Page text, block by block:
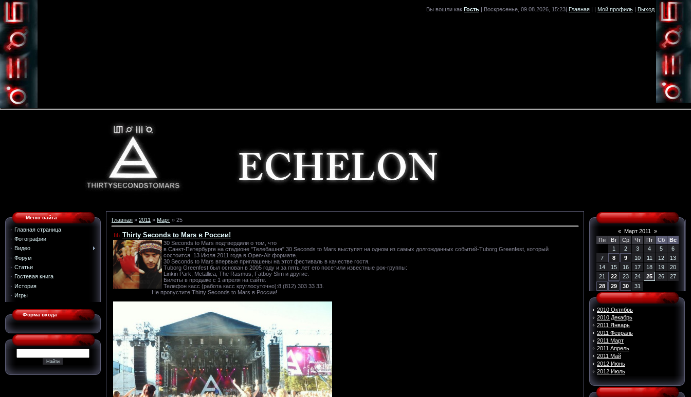
Вы вошли как Гость | Воскресенье, 09.08.2026, 15:23| Главная | | Мой профиль | Выход
Меню сайта
Главная страница
Фотографии
Видео
Форум
Статьи
Гостевая книга
История
Игры
Форма входа
Главная » 2011 » Март » 25
Thirty Seconds to Mars в России!
30 Seconds to Mars подтвердили о том, что
в Санкт-Петербурге на стадионе "Телебашня" 30 Seconds to Mars выступят на одном из самых долгожданных событий-Tuborg Greenfest, который
состоится 13 Июля 2011 года в Open-Air формате.
30 Seconds to Mars впервые приглашены на этот фестиваль в качестве гостя.
Tuborg Greenfest был основан в 2005 году и за пять лет его посетили известные рок-группы:
Linkin Park, Metallica, The Rasmus, Fatboy Slim и другие.
Билеты в продаже с 1 апреля на сайте.
Телефон касс (работа касс круглосуточно):8 (812) 303 33 33.
Не пропустите!Thirty Seconds to Mars в России!
« Март 2011
»
Пн
Вт Ср Чт Пт Сб
Вс
1
2 3 4 5
6
7
8 9 10 11 12
13
14
15 16 17 18 19
20
21
22 23 24 25 26
27
28
29 30 31
2010 Октябрь
2010 Декабрь
2011 Январь
2011 Февраль
2011 Март
2011 Апрель
2011 Май
2012 Июнь
2012 Июль